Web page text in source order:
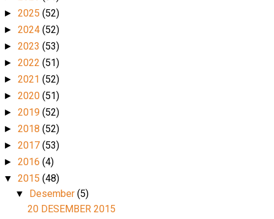
► 2025 (52)
► 2024 (52)
► 2023 (53)
► 2022 (51)
► 2021 (52)
► 2020 (51)
► 2019 (52)
► 2018 (52)
► 2017 (53)
► 2016 (4)
▼ 2015 (48)
▼ Desember(5)
20 DESEMBER 2015